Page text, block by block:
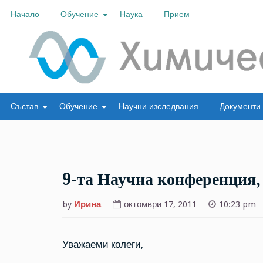
Начало Обучение Наука Прием
Химически факултет
Състав Обучение Научни изследвания Документи
9-та Научна
by Ирина октомври 17, 2011 10:23 pm
Уважаеми колеги,